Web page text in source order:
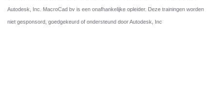
Autodesk, Inc. MacroCad bv is een onafhankelijke opleider. Deze trainingen worden
niet gesponsord, goedgekeurd of ondersteund door Autodesk, Inc